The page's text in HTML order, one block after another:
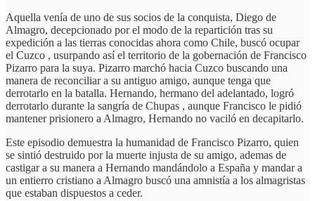
Aquella venía de uno de sus socios de la conquista, Diego de
Almagro, decepcionado por el modo de la repartición tras su
expedición a las tierras conocidas ahora como Chile, buscó ocupar
el Cuzco , usurpando así el territorio de la gobernación de Francisco
Pizarro para la suya. Pizarro marchó hacia Cuzco buscando una
manera de reconciliar a su antiguo amigo, aunque tenga que
derrotarlo en la batalla. Hernando, hermano del adelantado, logró
derrotarlo durante la sangría de Chupas , aunque Francisco le pidió
mantener prisionero a Almagro, Hernando no vaciló en decapitarlo.
Este episodio demuestra la humanidad de Francisco Pizarro, quien
se sintió destruido por la muerte injusta de su amigo, ademas de
castigar a su manera a Hernando mandándolo a España y mandar a
un entierro cristiano a Almagro buscó una amnistía a los almagristas
que estaban dispuestos a ceder.